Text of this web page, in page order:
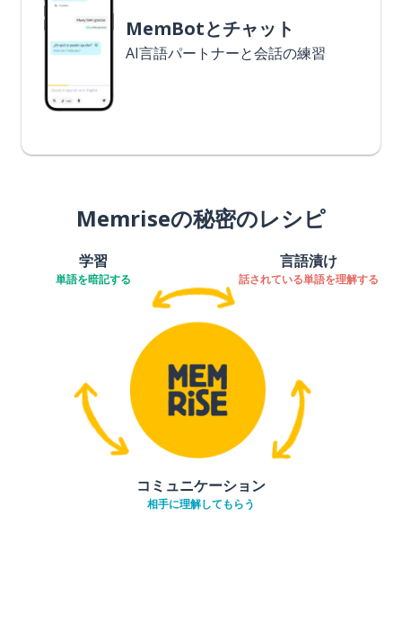
MemBotとチャット
AI言語パートナーと会話の練習
Memriseの秘密のレシピ
学習
単語を暗記する
言語漬け
話されている単語を理解する
コミュニケーション
相手に理解してもらう